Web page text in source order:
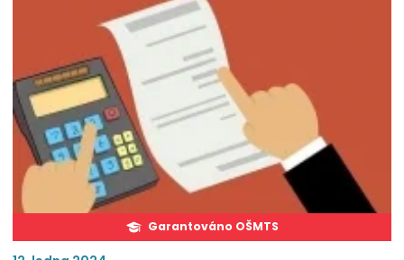
Garantováno OŠMTS